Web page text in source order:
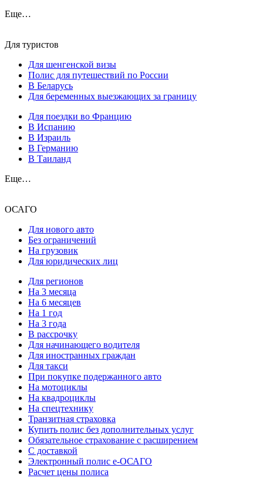
Еще…
Для туристов
Для шенгенской визы
Полис для путешествий по России
В Беларусь
Для беременных выезжающих за границу
Для поездки во Францию
В Испанию
В Израиль
В Германию
В Таиланд
Еще…
ОСАГО
Для нового авто
Без ограничений
На грузовик
Для юридических лиц
Для регионов
На 3 месяца
На 6 месяцев
На 1 год
На 3 года
В рассрочку
Для начинающего водителя
Для иностранных граждан
Для такси
При покупке подержанного авто
На мотоциклы
На квадроциклы
На спецтехнику
Транзитная страховка
Купить полис без дополнительных услуг
Обязательное страхование с расширением
С доставкой
Электронный полис е-ОСАГО
Расчет цены полиса